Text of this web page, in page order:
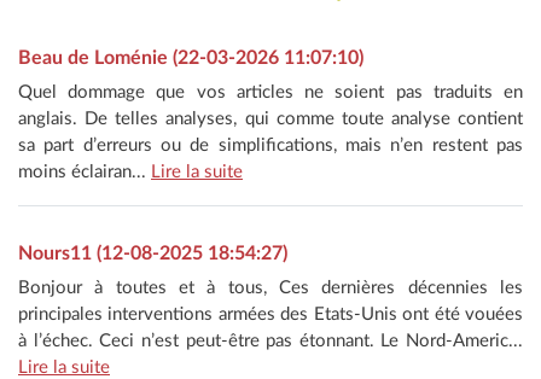
Beau de Loménie (22-03-2026 11:07:10)
Quel dommage que vos articles ne soient pas traduits en
anglais. De telles analyses, qui comme toute analyse contient
sa part d’erreurs ou de simplifications, mais n’en restent pas
moins éclairan... Lire la suite
Nours11 (12-08-2025 18:54:27)
Bonjour à toutes et à tous, Ces dernières décennies les
principales interventions armées des Etats-Unis ont été vouées
à l’échec. Ceci n’est peut-être pas étonnant. Le Nord-Americ...
Lire la suite